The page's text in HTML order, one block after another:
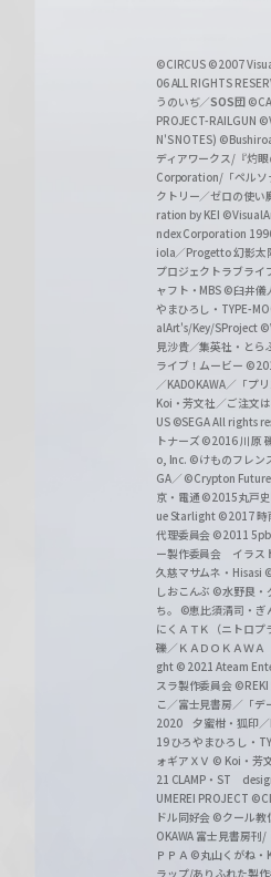
c
h
w
a
r
z
©CIRCUS ©2007
06 ALL RIGHTS
うのいぢ／SOS団
PROJECT-RAILGUN
N'S NOTES)
ディアワークス/『灼
Corporation/「ペルソ
クトリー／ゼロの使い
ration by KEI
ndex Corporation
iola／Progetto 幻影太
プロジェクトラブライ
ャフト・MBS ©臼井儀
やまひろし・TYPE-
alArt's/Key/SProject
見沙貴／集英社・と
ライブ！ムービー
／KADOKAWA／「プ
Koi・芳文社／ご注文
US ©SEGA All rights
トナーズ©2016 川原
o, Inc. ©けものフレン
GA／ ©Crypton
京・電通 ©2015丸戸史
ue Starlight ©2017 時
代理委員会 ©2011
ー製作委員会 イラス
久慈マサムネ・Hisasi
しおこんぶ ©水野良・
ち。
©恵比須清司・ぎ
にくＡＴＫ（ニトロプ
礫／ＫＡＤＯＫＡＷ
ght © 2021 Ateam
スラ製作委員会
こ／富士見書房／「
2020 夕蜜柑・狐印／
19 ひろやまひろし・
ォギアＸＶ © Koi・芳
21 CLAMP・ST
UMEREI PROJECT
ドル同好会 ©クール教
OKAWA 富士見書房
ＰＰＡ ©丸山くがね・
ラップ/ありふれた製